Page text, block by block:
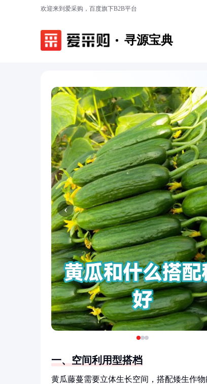
欢迎来到爱采购，百度旗下B2B平台
寻源宝典
‹
一、空间利用型搭档
黄瓜藤蔓需要立体生长空间，搭配矮生作